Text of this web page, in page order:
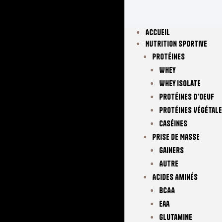
Accueil
Nutrition Sportive
Protéines
Whey
Whey Isolate
Protéines D’oeuf
Protéines
Caséines
Prise De Masse
Gainers
Autre
Acides Aminés
BCAA
Eaa
Glutamine